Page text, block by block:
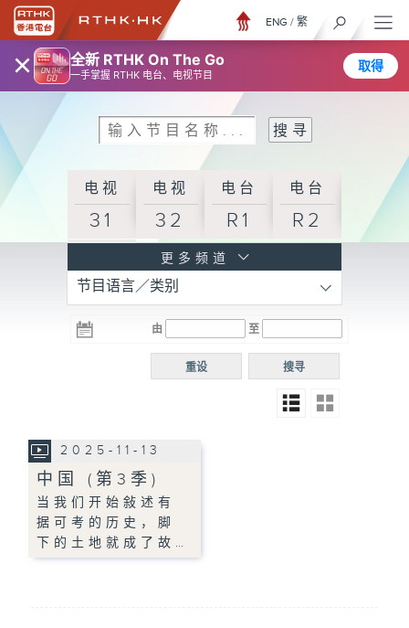
× 全新 RTHK On The Go
一手掌握 RTHK 电台、电视节目
取得
ENG / 繁
电视
31
电视
32
电台
R1
电台
R2
R3
电台 电台
R5
电台
普通
更多频道
节目语言／类别
由 至
搜寻
重设
2025-11-13
中国 (第3季)
当我们开始敍述有
据可考的历史，脚
下的土地就成了故…